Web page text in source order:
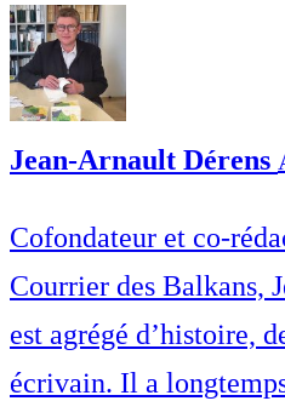
Jean-Arnault Dérens
Cofondateur et co-
Courrier des Balkans,
est agrégé d’histoire,
écrivain. Il a